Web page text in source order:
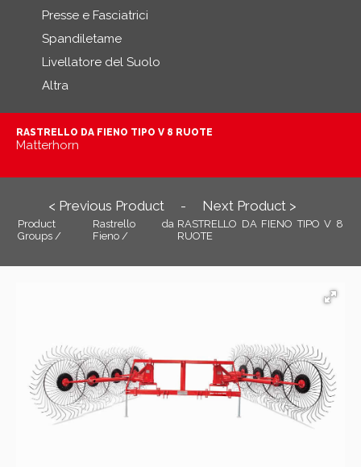
Presse e Fasciatrici
Spandiletame
Livellatore del Suolo
Altra
RASTRELLO DA FIENO TIPO V 8 RUOTE
Matterhorn
< Previous Product - Next Product >
Product
Groups /
Rastrello da
Fieno /
RASTRELLO DA FIENO TIPO V 8
RUOTE